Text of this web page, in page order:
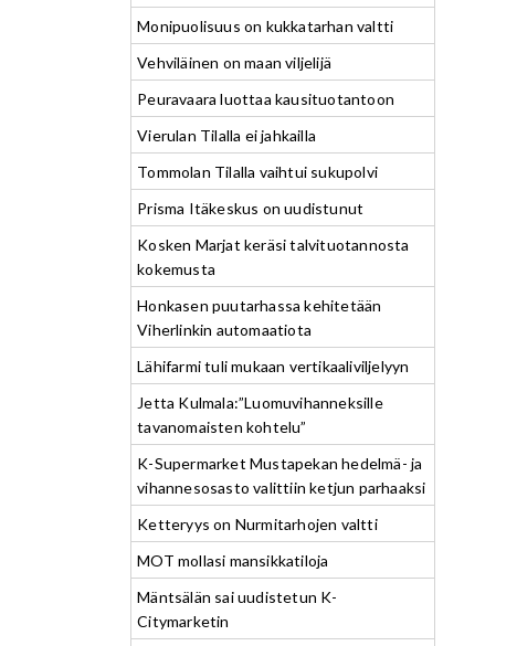
Monipuolisuus on kukkatarhan valtti
Vehviläinen on maan viljelijä
Peuravaara luottaa kausituotantoon
Vierulan Tilalla ei jahkailla
Tommolan Tilalla vaihtui sukupolvi
Prisma Itäkeskus on uudistunut
Kosken Marjat keräsi talvituotannosta
kokemusta
Honkasen puutarhassa kehitetään
Viherlinkin automaatiota
Lähifarmi tuli mukaan vertikaaliviljelyyn
Jetta Kulmala:”Luomuvihanneksille
tavanomaisten kohtelu”
K-Supermarket Mustapekan hedelmä- ja
vihannesosasto valittiin ketjun parhaaksi
Ketteryys on Nurmitarhojen valtti
MOT mollasi mansikkatiloja
Mäntsälän sai uudistetun K-
Citymarketin